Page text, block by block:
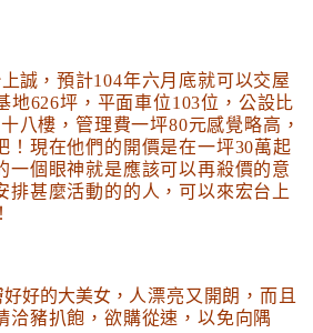
誠 ，預計104年六月底就可以交屋
地626坪 ，平面車位103位 ，公設比
八樓 ，管理費一坪80元感覺略高 ，
！現在他們的開價是在一坪30萬起
一個眼神就是應該可以再殺價的意
排甚麼活動的的人 ，可以來宏台上
！
好好的大美女，人漂亮又開朗 ，而且
洽豬扒飽 ，欲購從速 ，以免向隅